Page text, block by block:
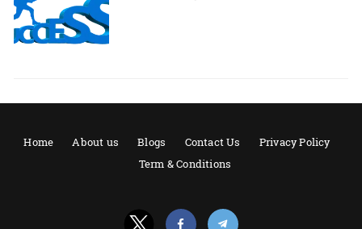
Home About us Blogs Contact Us
Privacy Policy
Term & Conditions